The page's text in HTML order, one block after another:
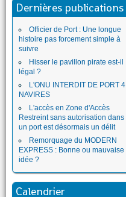
Dernières publications
Officier de Port : Une longue
histoire pas forcement simple à
suivre
Hisser le pavillon pirate est-il
légal ?
L'ONU INTERDIT DE PORT 4
NAVIRES
L'accès en Zone d'Accès
Restreint sans autorisation dans
un port est désormais un délit
Remorquage du MODERN
EXPRESS : Bonne ou mauvaise
idée ?
Calendrier